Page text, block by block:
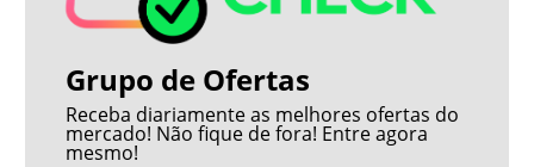
Grupo de Ofertas
Receba diariamente as melhores ofertas do
mercado! Não fique de fora! Entre agora
mesmo!